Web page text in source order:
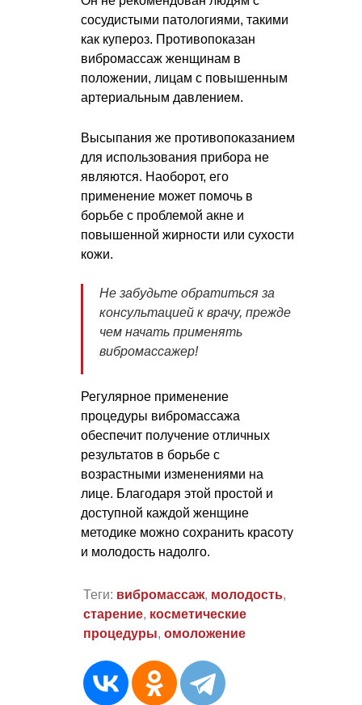
сосудистыми патологиями, такими
как купероз. Противопоказан
вибромассаж женщинам в
положении, лицам с повышенным
артериальным давлением.
Высыпания же противопоказанием
для использования прибора не
являются. Наоборот, его
применение может помочь в
борьбе с проблемой акне и
повышенной жирности или сухости
кожи.
Не забудьте обратиться за
консультацией к врачу, прежде
чем начать применять
вибромассажер!
Регулярное применение
процедуры вибромассажа
обеспечит получение отличных
результатов в борьбе с
возрастными изменениями на
лице. Благодаря этой простой и
доступной каждой женщине
методике можно сохранить красоту
и молодость надолго.
Теги: вибромассаж, молодость,
старение, косметические
процедуры, омоложение